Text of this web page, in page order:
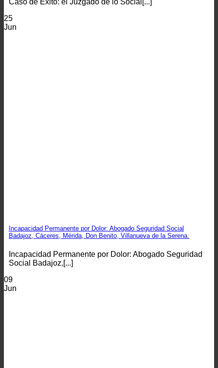
Caso de Éxito: el Juzgado de lo Social[...]
25
Jun
Incapacidad Permanente por Dolor: Abogado Seguridad Social
Badajoz, Cáceres, Mérida, Don Benito, Villanueva de la Serena.
Incapacidad Permanente por Dolor: Abogado Seguridad
Social Badajoz,[...]
09
Jun